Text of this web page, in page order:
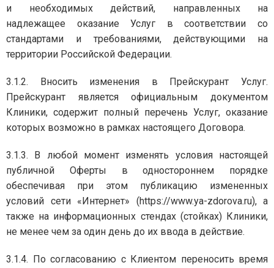
и необходимых действий, направленных на
надлежащее оказание Услуг в соответствии со
стандартами и требованиями, действующими на
территории Российской Федерации.
3.1.2. Вносить изменения в Прейскурант Услуг.
Прейскурант является официальным документом
Клиники, содержит полный перечень Услуг, оказание
которых возможно в рамках настоящего Договора.
3.1.3. В любой момент изменять условия настоящей
публичной Оферты в одностороннем порядке
обеспечивая при этом публикацию измененных
условий сети «Интернет» (https://www.ya-zdorova.ru), а
также на информационных стендах (стойках) Клиники,
не менее чем за один день до их ввода в действие.
3.1.4. По согласованию с Клиентом переносить время